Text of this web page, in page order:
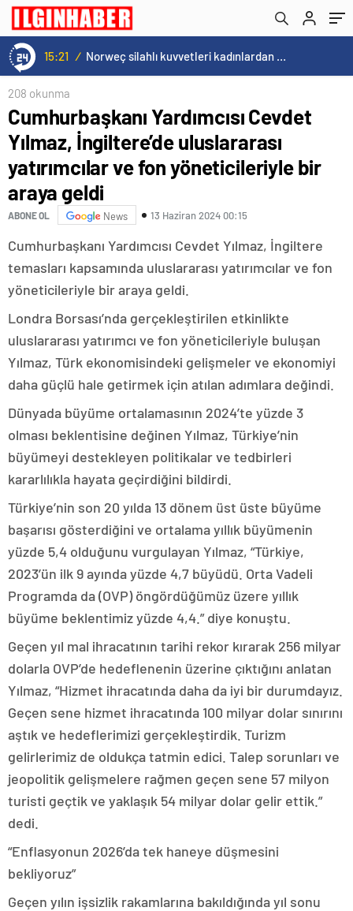
15:21 / Norweç silahlı kuvvetleri kadınlardan oluşan özel kuvvetler eğitimlerini başlattı.
yöneticileriyle bir araya geldi
208 okunma
Cumhurbaşkanı Yardımcısı Cevdet
Yılmaz, İngiltere’de uluslararası
yatırımcılar ve fon yöneticileriyle bir
araya geldi
ABONE OL News 13 Haziran 2024 00:15
Cumhurbaşkanı Yardımcısı Cevdet Yılmaz, İngiltere
temasları kapsamında uluslararası yatırımcılar ve fon
yöneticileriyle bir araya geldi.
Londra Borsası’nda gerçekleştirilen etkinlikte
uluslararası yatırımcı ve fon yöneticileriyle buluşan
Yılmaz, Türk ekonomisindeki gelişmeler ve ekonomiyi
daha güçlü hale getirmek için atılan adımlara değindi.
Dünyada büyüme ortalamasının 2024’te yüzde 3
olması beklentisine değinen Yılmaz, Türkiye’nin
büyümeyi destekleyen politikalar ve tedbirleri
kararlılıkla hayata geçirdiğini bildirdi.
Türkiye’nin son 20 yılda 13 dönem üst üste büyüme
başarısı gösterdiğini ve ortalama yıllık büyümenin
yüzde 5,4 olduğunu vurgulayan Yılmaz, “Türkiye,
2023’ün ilk 9 ayında yüzde 4,7 büyüdü. Orta Vadeli
Programda da (OVP) öngördüğümüz üzere yıllık
büyüme beklentimiz yüzde 4,4.” diye konuştu.
Geçen yıl mal ihracatının tarihi rekor kırarak 256 milyar
dolarla OVP’de hedeflenenin üzerine çıktığını anlatan
Yılmaz, “Hizmet ihracatında daha da iyi bir durumdayız.
Geçen sene hizmet ihracatında 100 milyar dolar sınırını
aştık ve hedeflerimizi gerçekleştirdik. Turizm
gelirlerimiz de oldukça tatmin edici. Talep sorunları ve
jeopolitik gelişmelere rağmen geçen sene 57 milyon
turisti geçtik ve yaklaşık 54 milyar dolar gelir ettik.”
dedi.
“Enflasyonun 2026’da tek haneye düşmesini
bekliyoruz”
Geçen yılın işsizlik rakamlarına bakıldığında yıl sonu